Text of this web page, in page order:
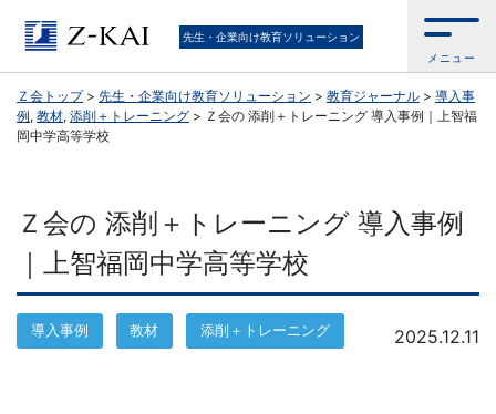
Ｚ
会
公
／
『学
校
先生・企業向け教育ソリューション
メニュー
Ｚ会トップ> 先生・企業向け教育ソリューション > 教育ジャーナル > 導入事
例, 教材, 添削＋トレーニング > Ｚ会の 添削＋トレーニング 導入事例｜上智福
岡中学高等学校
Ｚ会の 添削＋トレーニング 導入事例
｜上智福岡中学高等学校
導入事例 教材 添削＋トレーニング 2025.12.11